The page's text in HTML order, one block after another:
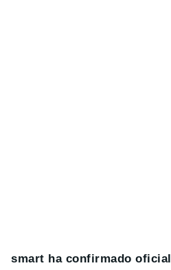
smart ha confirmado